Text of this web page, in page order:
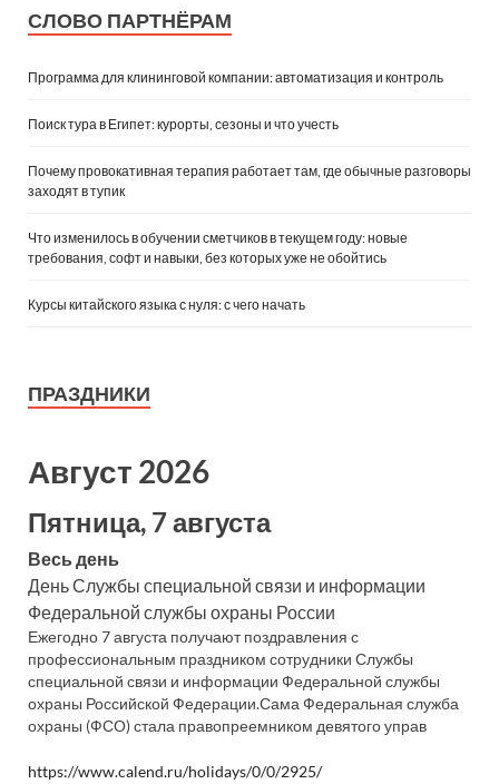
СЛОВО ПАРТНЁРАМ
Программа для клининговой компании: автоматизация и контроль
Поиск тура в Египет: курорты, сезоны и что учесть
Почему провокативная терапия работает там, где обычные разговоры
заходят в тупик
Что изменилось в обучении сметчиков в текущем году: новые
требования, софт и навыки, без которых уже не обойтись
Курсы китайского языка с нуля: с чего начать
ПРАЗДНИКИ
Август 2026
Пятница, 7 августа
Весь день
День Службы специальной связи и информации
Федеральной службы охраны России
Ежегодно 7 августа получают поздравления с
профессиональным праздником сотрудники Службы
специальной связи и информации Федеральной службы
охраны Российской Федерации.Сама Федеральная служба
охраны (ФСО) стала правопреемником девятого управ
https://www.calend.ru/holidays/0/0/2925/